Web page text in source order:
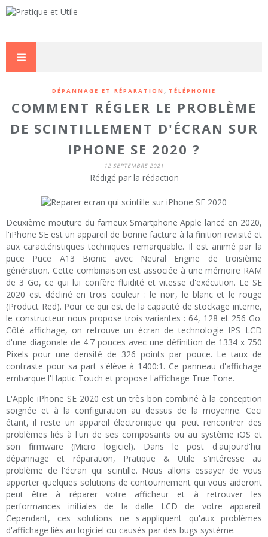
DÉPANNAGE ET RÉPARATION , TÉLÉPHONIE
COMMENT RÉGLER LE PROBLÈME
DE SCINTILLEMENT D'ÉCRAN SUR
IPHONE SE 2020 ?
12 SEPTEMBRE 2021
Rédigé par la rédaction
Deuxième mouture du fameux Smartphone Apple lancé en 2020,
l'iPhone SE est un appareil de bonne facture à la finition revisité et
aux caractéristiques techniques remarquable. Il est animé par la
puce Puce A13 Bionic avec Neural Engine de troisième
génération. Cette combinaison est associée à une mémoire RAM
de 3 Go, ce qui lui confère fluidité et vitesse d'exécution. Le SE
2020 est décliné en trois couleur : le noir, le blanc et le rouge
(Product Red). Pour ce qui est de la capacité de stockage interne,
le constructeur nous propose trois variantes : 64, 128 et 256 Go.
Côté affichage, on retrouve un écran de technologie IPS LCD
d'une diagonale de 4.7 pouces avec une définition de 1334 x 750
Pixels pour une densité de 326 points par pouce. Le taux de
contraste pour sa part s'élève à 1400:1. Ce panneau d'affichage
embarque l'Haptic Touch et propose l'affichage True Tone.
L'Apple iPhone SE 2020 est un très bon combiné à la conception
soignée et à la configuration au dessus de la moyenne. Ceci
étant, il reste un appareil électronique qui peut rencontrer des
problèmes liés à l'un de ses composants ou au système iOS et
son firmware (Micro logiciel). Dans le post d'aujourd'hui
dépannage et réparation, Pratique & Utile s'intéresse au
problème de l'écran qui scintille. Nous allons essayer de vous
apporter quelques solutions de contournement qui vous aideront
peut être à réparer votre afficheur et à retrouver les
performances initiales de la dalle LCD de votre appareil.
Cependant, ces solutions ne s'appliquent qu'aux problèmes
d'affichage liés au logiciel ou causés par des bugs système.